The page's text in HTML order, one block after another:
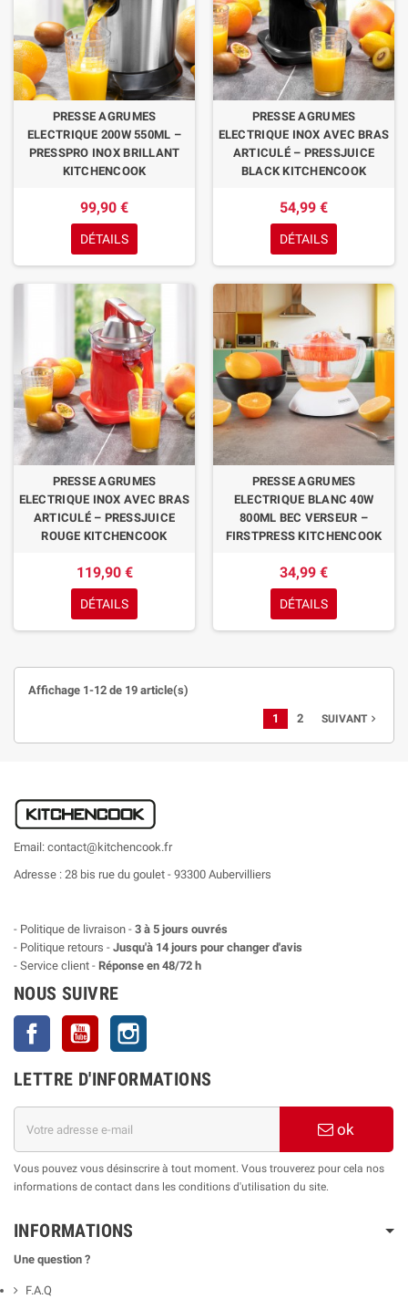
PRESSE AGRUMES
ELECTRIQUE 200W 550ML –
PRESSPRO INOX BRILLANT
KITCHENCOOK
99,90 €
DÉTAILS
PRESSE AGRUMES
ELECTRIQUE INOX AVEC BRAS
ARTICULÉ – PRESSJUICE
BLACK KITCHENCOOK
54,99 €
DÉTAILS
PRESSE AGRUMES
ELECTRIQUE INOX AVEC BRAS
ARTICULÉ – PRESSJUICE
ROUGE KITCHENCOOK
119,90 €
DÉTAILS
PRESSE AGRUMES
ELECTRIQUE BLANC 40W
800ML BEC VERSEUR –
FIRSTPRESS KITCHENCOOK
34,99 €
DÉTAILS
Affichage 1-12 de 19 article(s)
1 2 SUIVANT
Email: contact@kitchencook.fr
Adresse : 28 bis rue du goulet - 93300 Aubervilliers
- Politique de livraison - 3 à 5 jours ouvrés
- Politique retours - Jusqu'à 14 jours pour changer d'avis
- Service client - Réponse en 48/72 h
NOUS SUIVRE
Facebook YouTube
LETTRE D'INFORMATIONS
ok
Vous pouvez vous désinscrire à tout moment. Vous trouverez pour cela nos
informations de contact dans les conditions d'utilisation du site.
INFORMATIONS
Une question ?
F.A.Q